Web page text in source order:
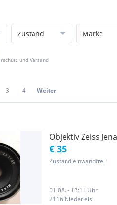
Zustand Marke
und Versand
3 4 Weiter
Objektiv Zeiss Jena
€ 35
Zustand einwandfrei
01.08. - 13:11 Uhr
2116 Niederleis